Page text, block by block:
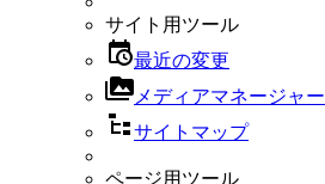
サイト用ツール
最近の変更
メディアマネージャー
サイトマップ
ページ用ツール